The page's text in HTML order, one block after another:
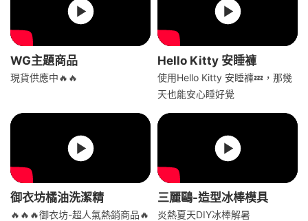
WG主題商品
現貨供應中🔥🔥
Hello Kitty 安睡褲
使用Hello Kitty 安睡褲💤，那幾
天也能安心睡好覺
御衣坊橘油洗潔精
🔥🔥🔥御衣坊-超人氣熱銷商品🔥
三麗鷗-造型冰棒模具
炎熱夏天DIY冰棒解暑